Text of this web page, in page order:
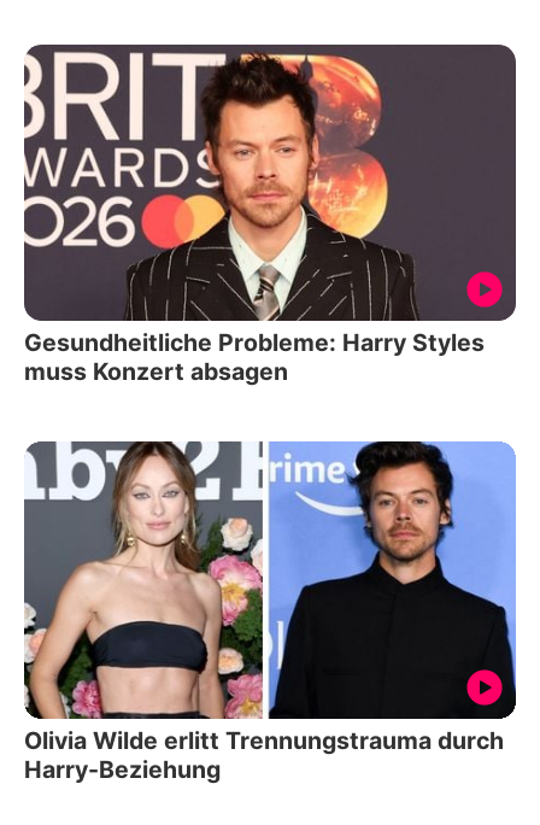
Gesundheitliche Probleme: Harry Styles
muss Konzert absagen
Olivia Wilde erlitt Trennungstrauma durch
Harry-Beziehung